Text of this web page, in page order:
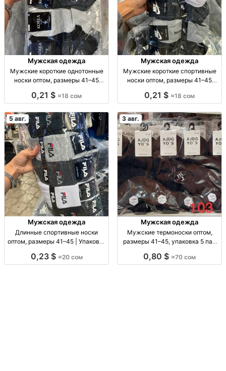
Мужская одежда
Мужские короткие однотонные
носки оптом, размеры 41–45
р 41–45, опт: 18 сом/пара, компл.
0,21 $ ≈18 сом
Мужская одежда
Мужские короткие спортивные
носки оптом, размеры 41–45
уп. 10 шт. — 180 сом
0,21 $ ≈18 сом
5 авг.
Мужская одежда
Длинные спортивные носки
оптом, размеры 41–45 | Упаковка
45, уп. 10 шт., 20 сом/уп.
0,23 $ ≈20 сом
3 авг.
Мужская одежда
Мужские термоноски оптом,
размеры 41–45, упаковка 5 пар
5 шт., опт.
0,80 $ ≈70 сом